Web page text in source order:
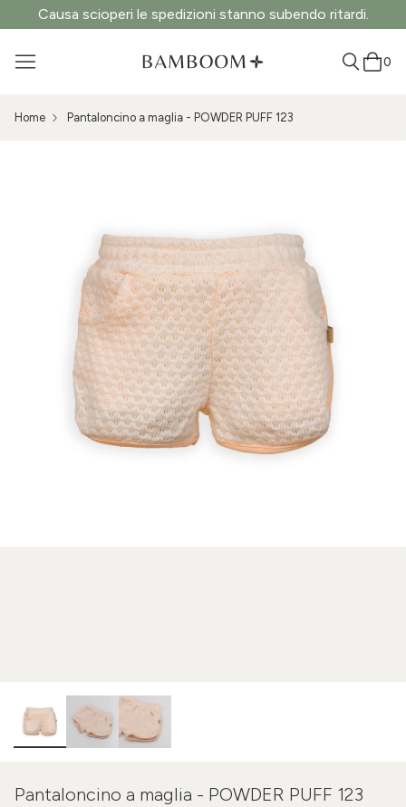
Causa scioperi le spedizioni stanno subendo ritardi.
0
Home Pantaloncino a maglia - POWDER PUFF 123
Pantaloncino a maglia - POWDER PUFF 123